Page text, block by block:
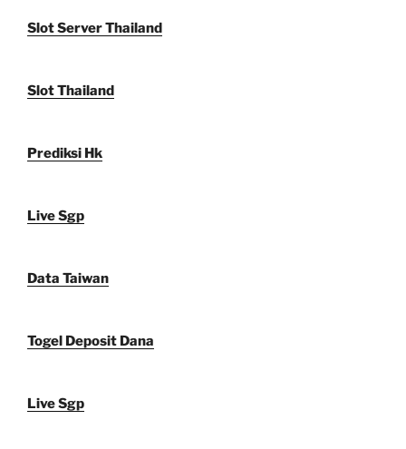
Slot Server Thailand
Slot Thailand
Prediksi Hk
Live Sgp
Data Taiwan
Togel Deposit Dana
Live Sgp